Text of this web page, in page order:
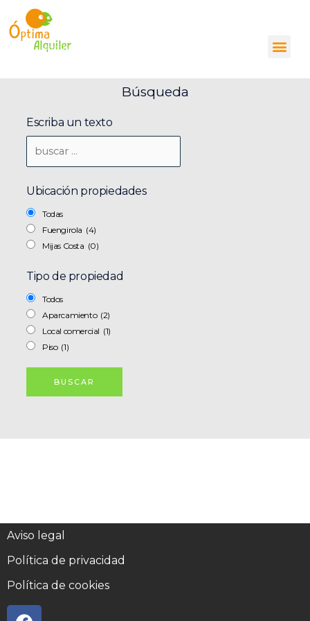
contenido
633 090 005
Búsqueda
Escriba un texto
Ubicación propiedades
Todas
Fuengirola (4)
Mijas Costa (0)
Tipo de propiedad
Todos
Aparcamiento (2)
Local comercial (1)
Piso (1)
Aviso legal
Política de privacidad
Política de cookies
F